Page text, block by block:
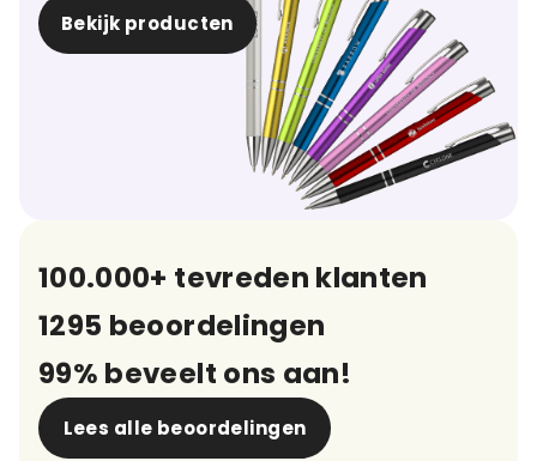
Bekijk producten
100.000+ tevreden klanten
1295 beoordelingen
99% beveelt ons aan!
Lees alle beoordelingen